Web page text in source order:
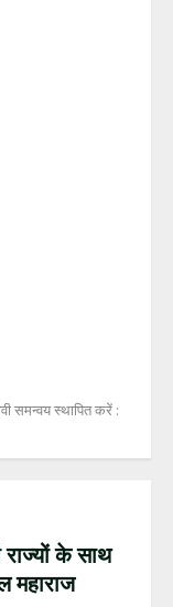
समन्वय स्थापित करें :
के साथ
महाराज